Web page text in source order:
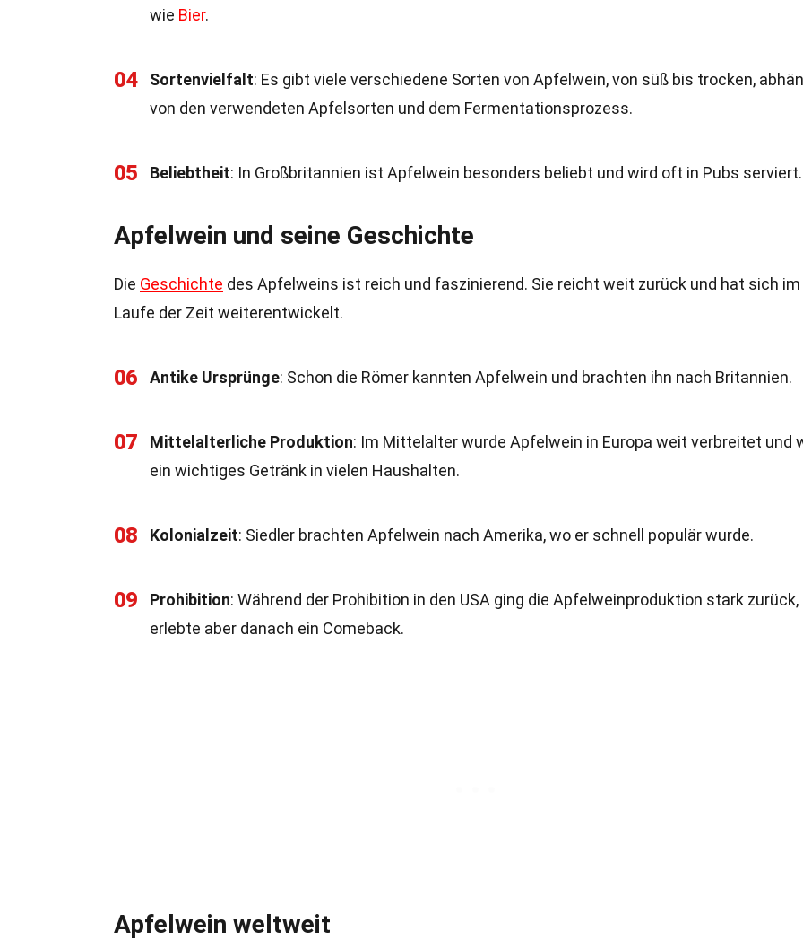
wie Bier.
04 Sortenvielfalt: Es gibt viele verschiedene Sorten von Apfelwein, von süß bis trocken,
von den verwendeten Apfelsorten und dem Fermentationsprozess.
05 Beliebtheit: In Großbritannien ist Apfelwein besonders beliebt und wird oft in Pubs serviert.
Apfelwein und seine Geschichte
Die Geschichte des Apfelweins ist reich und faszinierend. Sie reicht weit zurück und hat sich im
Laufe der Zeit weiterentwickelt.
06 Antike Ursprünge: Schon die Römer kannten Apfelwein und brachten ihn nach Britannien.
07 Mittelalterliche Produktion: Im Mittelalter wurde Apfelwein in Europa weit verbreitet und
ein wichtiges Getränk in vielen Haushalten.
08 Kolonialzeit: Siedler brachten Apfelwein nach Amerika, wo er schnell populär wurde.
09 Prohibition: Während der Prohibition in den USA ging die Apfelweinproduktion stark zurück,
erlebte aber danach ein Comeback.
Apfelwein weltweit